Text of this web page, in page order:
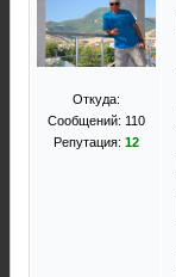
Откуда:
Сообщений: 110
Репутация: 12